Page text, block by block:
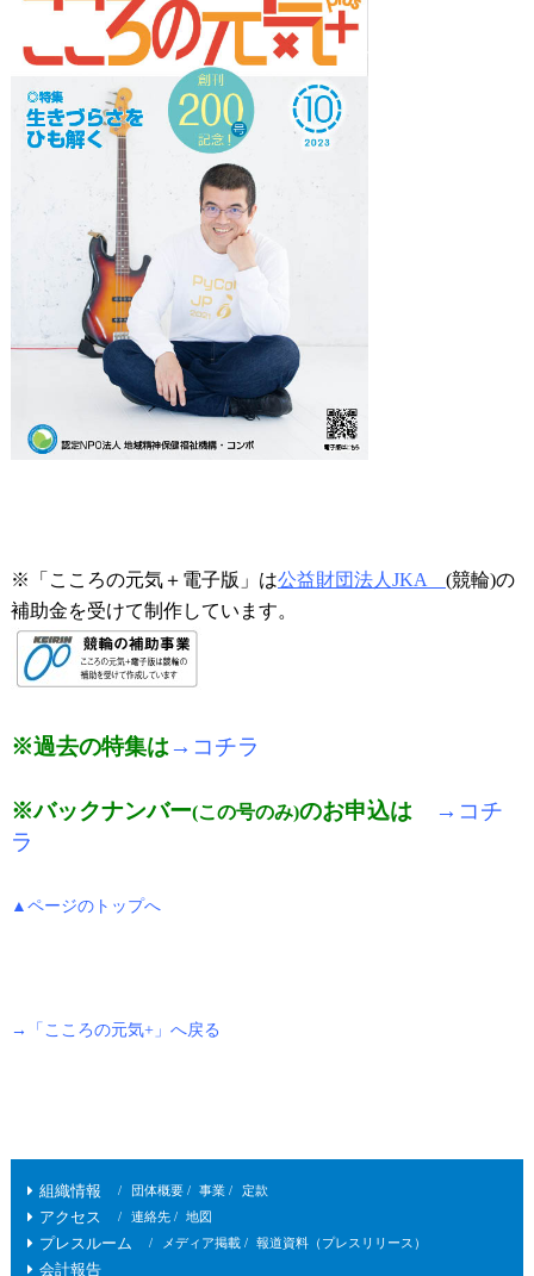
※「 こころの元気＋電子版」は公益財団法人JKA (競輪)の
補助金を受けて制作しています。
※過去の特集は→コチラ
※バックナンバー(この号のみ)のお申込は
→コチ
ラ
▲ページのトップへ
→「こころの元気+」へ戻る
組織情報 団体概要 事業 定款
アクセス 連絡先 地図
プレスルーム メディア掲載 報道資料（プレスリリース）
会計報告